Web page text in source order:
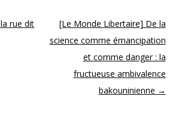
rue dit
[Le Monde Libertaire] De la
science comme émancipation
et comme danger : la
fructueuse ambivalence
bakouninienne →